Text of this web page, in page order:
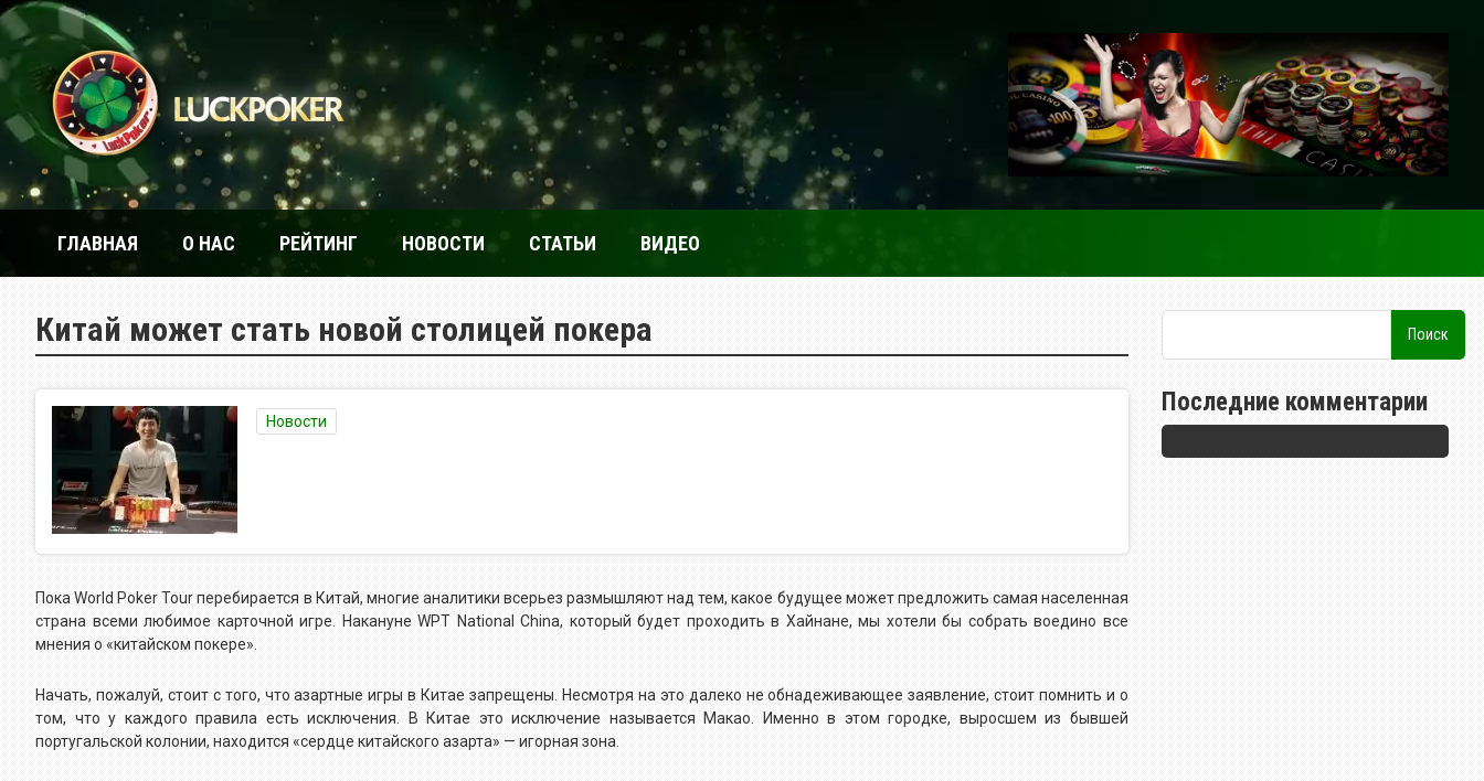
ГЛАВНАЯ О НАС РЕЙТИНГ НОВОСТИ СТАТЬИ ВИДЕО
Китай может стать новой столицей покера
Новости
Пока World Poker Tour перебирается в Китай, многие аналитики всерьез размышляют над тем, какое будущее может предложить самая населенная
страна всеми любимое карточной игре. Накануне WPT National China, который будет проходить в Хайнане, мы хотели бы собрать воедино все
мнения о «китайском покере».
Начать, пожалуй, стоит с того, что азартные игры в Китае запрещены. Несмотря на это далеко не обнадеживающее заявление, стоит помнить и о
том, что у каждого правила есть исключения. В Китае это исключение называется Макао. Именно в этом городке, выросшем из бывшей
португальской колонии, находится «сердце китайского азарта» — игорная зона.
Последние комментарии